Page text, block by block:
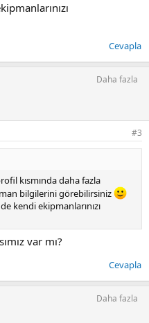
Cevapla
Daha fazla
#3
kısmında daha fazla
bilgilerini görebilirsiniz
kendi ekipmanlarınızı
var mı?
Cevapla
Daha fazla